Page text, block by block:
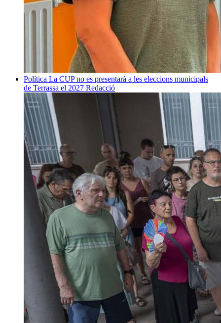
Política La CUP no es presentarà a les eleccions municipals
de Terrassa el 2027 Redacció